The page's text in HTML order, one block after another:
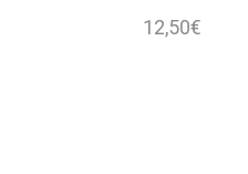
12,50€